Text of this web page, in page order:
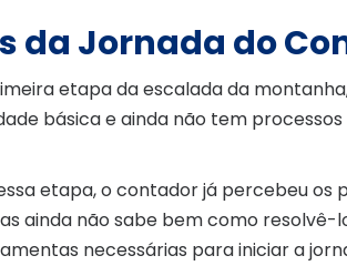
da Jornada do
etapa da escalada da
básica e ainda não tem
etapa, o contador já percebeu os
ainda não sabe bem como resolvê-
necessárias para iniciar a